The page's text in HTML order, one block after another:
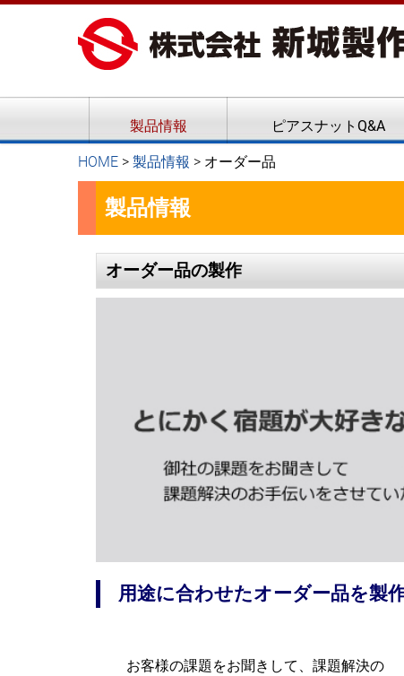
ピアスナット、クリンチボルト
新城製作所
製品情報 ピアスナットQ&A
HOME > 製品情報 > オーダー品
製品情報
オーダー品の製作
用途に合わせたオーダー品を製
お客様の課題をお聞きして、課題解決の